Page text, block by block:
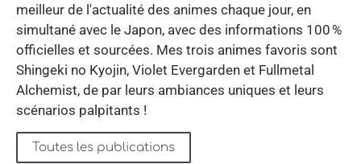
meilleur de l'actualité des animes chaque jour, en
simultané avec le Japon, avec des informations 100 %
officielles et sourcées. Mes trois animes favoris sont
Shingeki no Kyojin, Violet Evergarden et Fullmetal
Alchemist, de par leurs ambiances uniques et leurs
scénarios palpitants !
Toutes les publications